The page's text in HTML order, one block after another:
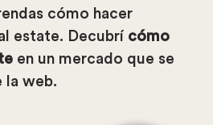
cómo hacer
estate. Decubrí cómo
en un mercado que se
la web.